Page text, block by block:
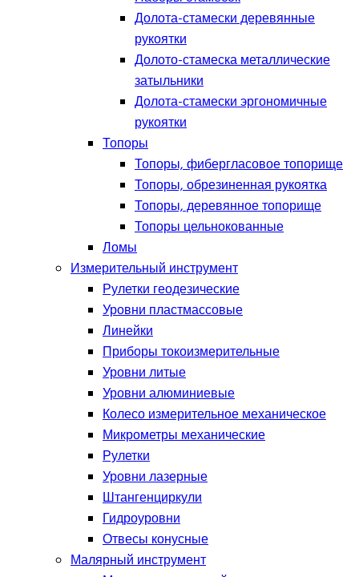
Долота-стамески деревянные
рукоятки
Долото-стамеска металлические
затыльники
Долота-стамески эргономичные
рукоятки
Топоры
Топоры, фибергласовое топорище
Топоры, обрезиненная рукоятка
Топоры, деревянное топорище
Топоры цельнокованные
Ломы
Измерительный инструмент
Рулетки геодезические
Уровни пластмассовые
Линейки
Приборы токоизмерительные
Уровни литые
Уровни алюминиевые
Колесо измерительное механическое
Микрометры механические
Рулетки
Уровни лазерные
Штангенциркули
Гидроуровни
Отвесы конусные
Малярный инструмент